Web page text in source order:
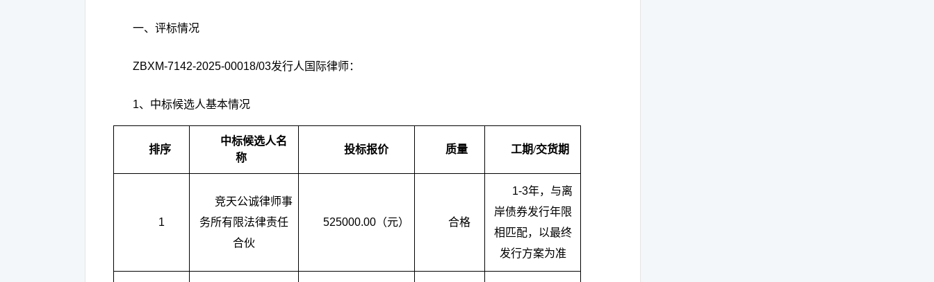
一、评标情况
ZBXM-7142-2025-00018/03发行人国际律师：
1、中标候选人基本情况
排序
中标候选人名
称
投标报价 质量 工期/交货期
1
竞天公诚律师事
务所有限法律责任
合伙
525000.00 （元） 合格
1-3年，与离
岸债券发行年限
相匹配，以最终
发行方案为准